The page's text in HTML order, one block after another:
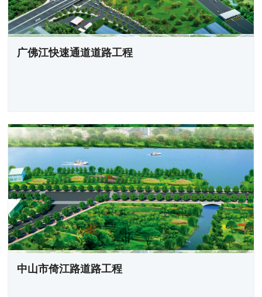
广佛江快速通道道路工程
中山市倚江路道路工程